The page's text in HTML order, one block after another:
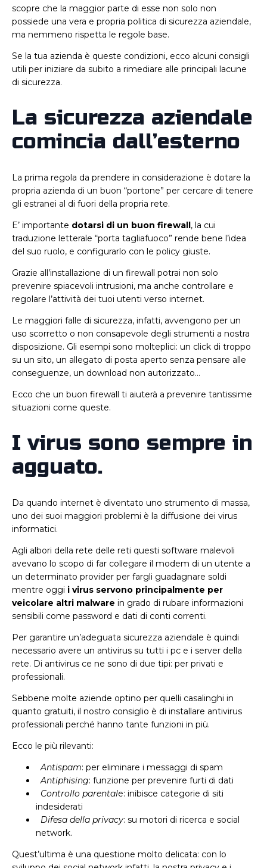
scopre che la maggior parte di esse non solo non
possiede una vera e propria politica di sicurezza aziendale,
ma nemmeno rispetta le regole base.
Se la tua azienda è queste condizioni, ecco alcuni consigli
utili per iniziare da subito a rimediare alle principali lacune
di sicurezza.
La sicurezza aziendale
comincia dall’esterno
La prima regola da prendere in considerazione è dotare la
propria azienda di un buon “portone” per cercare di tenere
gli estranei al di fuori della propria rete.
E’ importante dotarsi di un buon firewall, la cui
traduzione letterale “porta tagliafuoco” rende bene l’idea
del suo ruolo, e configurarlo con le policy giuste.
Grazie all’installazione di un firewall potrai non solo
prevenire spiacevoli intrusioni, ma anche controllare e
regolare l’attività dei tuoi utenti verso internet.
Le maggiori falle di sicurezza, infatti, avvengono per un
uso scorretto o non consapevole degli strumenti a nostra
disposizione. Gli esempi sono molteplici: un click di troppo
su un sito, un allegato di posta aperto senza pensare alle
conseguenze, un download non autorizzato…
Ecco che un buon firewall ti aiuterà a prevenire tantissime
situazioni come queste.
I virus sono sempre in
agguato.
Da quando internet è diventato uno strumento di massa,
uno dei suoi maggiori problemi è la diffusione dei virus
informatici.
Agli albori della rete delle reti questi software malevoli
avevano lo scopo di far collegare il modem di un utente a
un determinato provider per fargli guadagnare soldi
mentre oggi i virus servono principalmente per
veicolare altri malware in grado di rubare informazioni
sensibili come password e dati di conti correnti.
Per garantire un’adeguata sicurezza aziendale è quindi
necessario avere un antivirus su tutti i pc e i server della
rete. Di antivirus ce ne sono di due tipi: per privati e
professionali.
Sebbene molte aziende optino per quelli casalinghi in
quanto gratuiti, il nostro consiglio è di installare antivirus
professionali perché hanno tante funzioni in più.
Ecco le più rilevanti:
Antispam: per eliminare i messaggi di spam
Antiphising: funzione per prevenire furti di dati
Controllo parentale: inibisce categorie di siti
indesiderati
Difesa della privacy: su motori di ricerca e social
network.
Quest’ultima è una questione molto delicata: con lo